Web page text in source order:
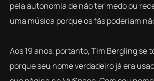
pela autonomia de não ter medo ou
uma música porque os fãs poderiam
Aos 19 anos, portanto, Tim Bergling se
porque seu nome verdadeiro já era